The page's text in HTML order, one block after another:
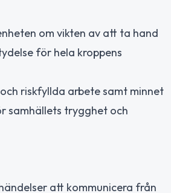
om vikten av att ta hand
för hela kroppens
riskfyllda arbete samt minnet
samhällets trygghet och
att kommunicera från